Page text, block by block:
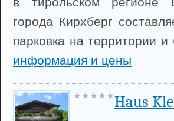
города Кирхберг
парковка на территории
информация и цены
Haus